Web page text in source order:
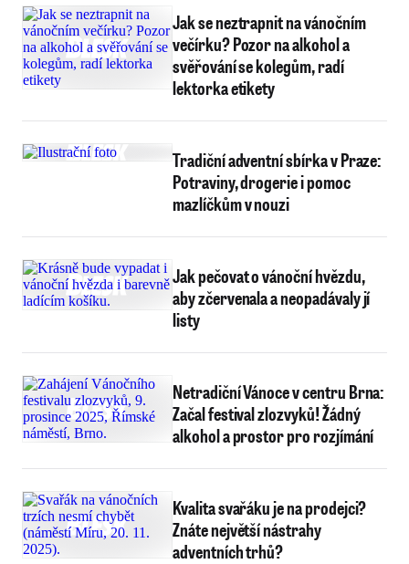
Jak se neztrapnit na vánočním
večírku? Pozor na alkohol a
svěřování se kolegům, radí
lektorka etikety
Tradiční adventní sbírka v Praze:
Potraviny, drogerie i pomoc
mazlíčkům v nouzi
Jak pečovat o vánoční hvězdu,
aby zčervenala a neopadávaly jí
listy
Netradiční Vánoce v centru Brna:
Začal festival zlozvyků! Žádný
alkohol a prostor pro rozjímání
Kvalita svařáku je na prodejci?
Znáte největší nástrahy
adventních trhů?